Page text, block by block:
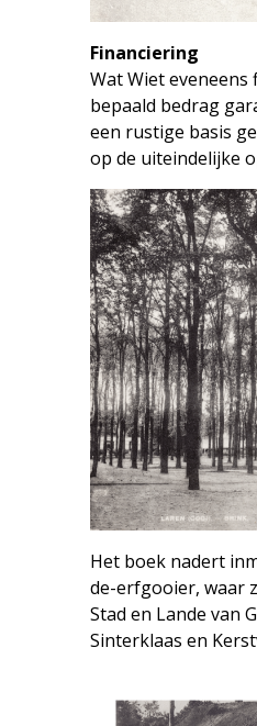
Financiering
Wat Wiet
bepaald bedrag
een rustige basis
op de uiteindelijke
Het boek nadert
de-erfgooier, waar
Stad en Lande van
Sinterklaas en